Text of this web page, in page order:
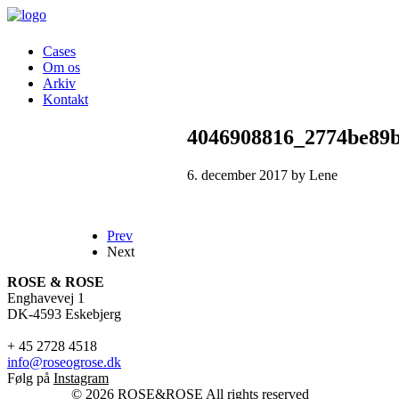
Cases
Om os
Arkiv
Kontakt
6. december 2017 by Lene
Prev
Next
ROSE & ROSE
Enghavevej 1
DK-4593 Eskebjerg
+ 45 2728 4518
info@roseogrose.dk
Følg på Instagram
© 2026 ROSE&ROSE All rights reserved